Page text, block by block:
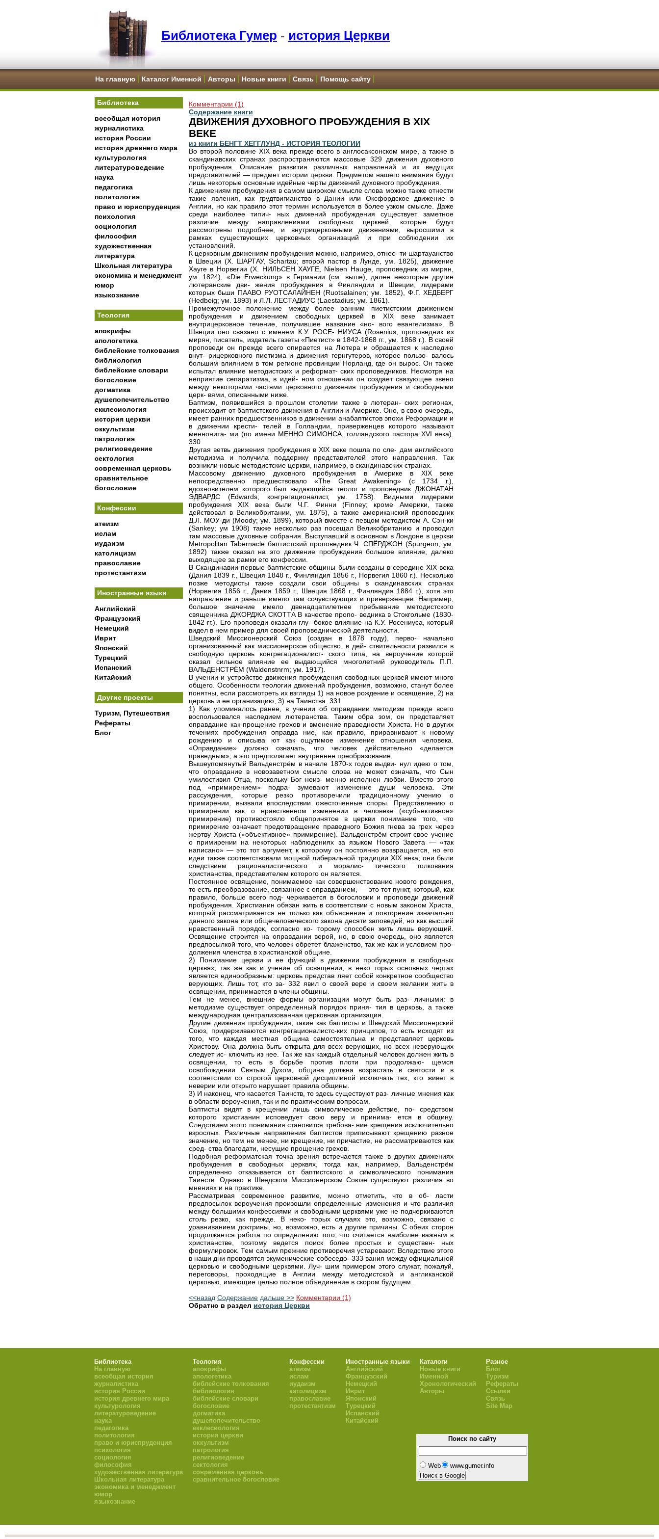
Библиотека Гумер - история Церкви
На главную Каталог Именной Авторы Новые книги Связь Помощь сайту
Библиотека
всеобщая история
журналистика
история России
история древнего мира
культурология
литературоведение
наука
педагогика
политология
право и юриспруденция
психология
социология
философия
художественная
литература
Школьная литература
экономика и менеджмент
юмор
языкознание
Теология
апокрифы
апологетика
библейские толкования
библиология
библейские словари
богословие
догматика
душепопечительство
екклесиология
история церкви
оккультизм
патрология
религиоведение
сектология
современная церковь
сравнительное
богословие
Конфессии
атеизм
ислам
иудаизм
католицизм
православие
протестантизм
Иностранные языки
Английский
Французский
Немецкий
Иврит
Японский
Турецкий
Испанский
Китайский
Другие проекты
Туризм, Путешествия
Рефераты
Блог
Комментарии (1)
Содержание книги
ДВИЖЕНИЯ ДУХОВНОГО ПРОБУЖДЕНИЯ В XIX
ВЕКЕ
из книги БЕНГТ ХЕГГЛУНД - ИСТОРИЯ ТЕОЛОГИИ
Во второй половине XIX века прежде всего в англосаксонском мире, а также в
скандинавских странах распространяются массовые 329 движения духовного
пробуждения. Описание развития различных направлений и их ведущих
представителей — предмет истории церкви. Предметом нашего внимания будут
лишь некоторые основные идейные черты движений духовного пробуждения.
К движениям пробуждения в самом широком смысле слова можно также отнести
такие явления, как грудтвигианство в Дании или Оксфордское движение в
Англии, но как правило этот термин используется в более узком смысле. Даже
среди наиболее типич- ных движений пробуждения существует заметное
различие между направлениями свободных церквей, которые будут
рассмотрены подробнее, и внутрицерковными движениями, выросшими в
рамках существующих церковных организаций и при соблюдении их
установлений.
К церковным движениям пробуждения можно, например, отнес- ти шартауанство
в Швеции (X. ШАРТАУ, Schartau; второй пастор в Лунде, ум. 1825), движение
Хауге в Норвегии (X. НИЛЬСЕН ХАУГЕ, Nielsen Hauge, проповедник из мирян,
ум. 1824), «Die Erweckung» в Германии (см. выше), далее некоторые другие
лютеранские дви- жения пробуждения в Финляндии и Швеции, лидерами
которых бьши ПААВО РУОТСАЛАЙНЕН (Ruotsalainen; ум. 1852), Ф.Г. ХЕДБЕРГ
(Hedbeig; ум. 1893) и Л.Л. ЛЕСТАДИУС (Laestadius; ум. 1861).
Промежуточное положение между более ранним пиетистским движением
пробуждения и движением свободных церквей в XIX веке занимает
внутрицерковное течение, получившее название «но- вого евангелизма». В
Швеции оно связано с именем К.У. РОСЕ- НИУСА (Rosenius; проповедник из
мирян, писатель, издатель газеты «Пиетист» в 1842-1868 гг., ум. 1868 г.). В своей
проповеди он прежде всего опирается на Лютера и обращается к наследию
внут- рицерковного пиетизма и движения гернгутеров, которое пользо- валось
большим влиянием в том регионе провинции Норланд, где он вырос. Он также
испытал влияние методистских и реформат- ских проповедников. Несмотря на
неприятие сепаратизма, в идей- ном отношении он создает связующее звено
между некоторыми частями церковного движения пробуждения и свободными
церк- вями, описанными ниже.
Баптизм, появившийся в прошлом столетии также в лютеран- ских регионах,
происходит от баптистского движения в Англии и Америке. Оно, в свою очередь,
имеет ранних предшественников в движении анабаптистов эпохи Реформации и
в движении крести- телей в Голландии, приверженцев которого называют
меннонита- ми (по имени МЕННО СИМОНСА, голландского пастора XVI века).
330
Другая ветвь движения пробуждения в XIX веке пошла по сле- дам английского
методизма и получила поддержку представителей этого направления. Так
возникли новые методистские церкви, например, в скандинавских странах.
Массовому движению духовного пробуждения в Америке в XIX веке
непосредственно предшествовало «The Great Awakening» (с 1734 г.),
вдохновителем которого был выдающийся теолог и проповедник ДЖОНАТАН
ЭДВАРДС (Edwards; конгрегационалист, ум. 1758). Видными лидерами
пробуждения XIX века были Ч.Г. Финни (Finney; кроме Америки, также
действовал в Великобритании, ум. 1875), а также американский проповедник
Д.Л. МОУ-ди (Moody; ум. 1899), который вместе с певцом методистом А. Сэн-ки
(Sankey; ум 1908) также несколько раз посещал Великобританию и проводил
там массовые духовные собрания. Выступавший в основном в Лондоне в церкви
Metropolitan Tabernacle баптистский проповедник Ч. СПЁРДЖОН (Spurgeon; ум.
1892) также оказал на это движение пробуждения большое влияние, далеко
выходящее за рамки его конфессии.
В Скандинавии первые баптистские общины были созданы в середине XIX века
(Дания 1839 г., Швеция 1848 г., Финляндия 1856 г., Норвегия 1860 г.). Несколько
позже методисты также создали свои общины в скандинавских странах
(Норвегия 1856 г., Дания 1859 г., Швеция 1868 г., Финляндия 1884 г,), хотя это
направление и раньше имело там сочувствующих и приверженцев. Например,
большое значение имело двенадцатилетнее пребывание методистского
священника ДЖОРДЖА СКОТТА В качестве пропо- ведника в Стокгольме (1830-
1842 гг.). Его проповеди оказали глу- бокое влияние на К.У. Росениуса, который
видел в нем пример для своей проповеднической деятельности.
Шведский Миссионерский Союз (создан в 1878 году), перво- начально
организованный как миссионерское общество, в дей- ствительности развился в
свободную церковь конгрегационалист- ского типа, на вероучение которой
оказал сильное влияние ее выдающийся многолетний руководитель П.П.
ВАЛЬДЕНСТРЁМ (Waldenstnrm; ум. 1917).
В учении и устройстве движения пробуждения свободных церквей имеют много
общего. Особенности теологии движений пробуждения, возможно, станут более
понятны, если рассмотреть их взгляды 1) на новое рождение и освящение, 2) на
церковь и ее организацию, 3) на Таинства. 331
1) Как упоминалось ранее, в учении об оправдании методизм прежде всего
воспользовался наследием лютеранства. Таким обра зом, он представляет
оправдание как прощение грехов и вменение праведности Христа. Но в других
течениях пробуждения оправда ние, как правило, приравнивают к новому
рождению и описыва ют как ощутимое изменение отношения человека.
«Оправдание» должно означать, что человек действительно «делается
праведным», а это предполагает внутреннее преобразование.
Вышеупомянутый Вальденстрём в начале 1870-х годов выдви- нул идею о том,
что оправдание в новозаветном смысле слова не может означать, что Сын
умилостивил Отца, поскольку Бог неиз- менно исполнен любви. Вместо этого
под «примирением» подра- зумевают изменение души человека. Эти
рассуждения, которые резко противоречили традиционному учению о
примирении, вызвали впоследствии ожесточенные споры. Представлению о
примирении как о нравственном изменении в человеке («субъективное»
примирение) противостояло общепринятое в церкви понимание того, что
примирение означает предотвращение праведного Божия гнева за грех через
жертву Христа («объективное» примирение). Вальденстрём строит свое учение
о примирении на некоторых наблюдениях за языком Нового Завета — «так
написано» — это тот аргумент, к которому он постоянно возвращается, но его
идеи также соответствовали мощной либеральной традиции XIX века; они были
следствием рационалистического и моралис- тического толкования
христианства, представителем которого он является.
Постоянное освящение, понимаемое как совершенствование нового рождения,
то есть преобразование, связанное с оправданием, — это тот пункт, который, как
правило, больше всего под- черкивается в богословии и проповеди движений
пробуждения. Христианин обязан жить в соответствии с новым законом Христа,
который рассматривается не только как объяснение и повторение изначально
данного закона или общечеловеческого закона десяти заповедей, но как высший
нравственный порядок, согласно ко- торому способен жить лишь верующий.
Освящение строится на оправдании верой, но, в свою очередь, оно является
предпосылкой того, что человек обретет блаженство, так же как и условием про-
должения членства в христианской общине.
2) Понимание церкви и ее функций в движении пробуждения в свободных
церквях, так же как и учение об освящении, в неко торых основных чертах
является единообразным: церковь представ ляет собой конкретное сообщество
верующих. Лишь тот, кто за- 332 явил о своей вере и своем желании жить в
освящении, принимается в члены общины.
Тем не менее, внешние формы организации могут быть раз- личными: в
методизме существует определенный порядок приня- тия в церковь, а также
международная централизованная церковная организация.
Другие движения пробуждения, такие как баптисты и Шведский Миссионерский
Союз, придерживаются конгрегационалистс-ких принципов, то есть исходят из
того, что каждая местная община самостоятельна и представляет церковь
Христову. Она должна быть открыта для всех верующих, но всех неверующих
следует ис- ключить из нее. Так же как каждый отдельный человек должен жить в
освящении, то есть в борьбе против плоти при продолжаю- щемся
освобождении Святым Духом, община должна возрастать в святости и в
соответствии со строгой церковной дисциплиной исключать тех, кто живет в
неверии или открыто нарушает правила общины.
3) И наконец, что касается Таинств, то здесь существуют раз- личные мнения как
в области вероучения, так и по практическим вопросам.
Баптисты видят в крещении лишь символическое действие, по- средством
которого христианин исповедует свою веру и принима- ется в общину.
Следствием этого понимания становится требова- ние крещения исключительно
взрослых. Различные направления баптистов приписывают крещению разное
значение, но тем не менее, ни крещение, ни причастие, не рассматриваются как
сред- ства благодати, несущие прощение грехов.
Подобная реформатская точка зрения встречается также в других движениях
пробуждения в свободных церквях, тогда как, например, Вальденстрём
определенно отказывается от баптистского и символического понимания
Таинств. Однако в Шведском Миссионерском Союзе существуют различия во
мнениях и на практике.
Рассматривая современное развитие, можно отметить, что в об- ласти
предпосылок вероучения произошли определенные изменения и что различия
между большими конфессиями и свободными церквями уже не подчеркиваются
столь резко, как прежде. В неко- торых случаях это, возможно, связано с
уравниванием доктрины, но, возможно, есть и другие причины. С обеих сторон
продолжается работа по определению того, что считается наиболее важным в
христианстве, поэтому ведется поиск более простых и существен- ных
формулировок. Тем самым прежние противоречия устаревают. Вследствие этого
в наши дни проводятся экуменические собеседо- 333 вания между официальной
церковью и свободными церквями. Луч- шим примером этого служат, пожалуй,
переговоры, проходящие в Англии между методистской и англиканской
церковью, имеющие целью полное объединение в скором будущем.
<<назад Содержание дальше >> Комментарии (1)
Обратно в раздел история Церкви
Библиотека
На главную
всеобщая история
журналистика
история России
история древнего мира
культурология
литературоведение
наука
педагогика
политология
право и юриспруденция
психология
социология
философия
художественная литература
Школьная литература
экономика и менеджмент
юмор
языкознание
Теология
апокрифы
апологетика
библейские толкования
библиология
библейские словари
богословие
догматика
душепопечительство
екклесиология
история церкви
оккультизм
патрология
религиоведение
сектология
современная церковь
сравнительное богословие
Конфессии
атеизм
ислам
иудаизм
католицизм
православие
протестантизм
Иностранные языки
Английский
Французский
Немецкий
Иврит
Японский
Турецкий
Испанский
Китайский
Каталоги
Новые книги
Именной
Хронологический
Авторы
Разное
Блог
Туризм
Рефераты
Ссылки
Связь
Site Map
Поиск по сайту
Web www.gumer.info